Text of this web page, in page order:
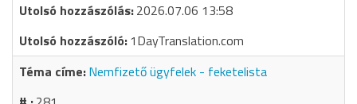
2026.07.06 13:58
1DayTranslation.com
Nemfizető ügyfelek - feketelista